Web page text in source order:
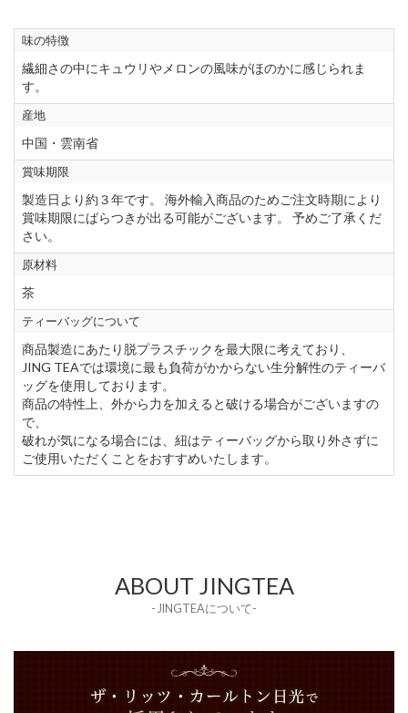
味の特徴
繊細さの中にキュウリやメロンの風味がほのかに感じられま
す。
産地
中国・雲南省
賞味期限
製造日より約３年です。 海外輸入商品のためご注文時期により
賞味期限にばらつきが出る可能がございます。 予めご了承くだ
さい。
原材料
茶
ティーバッグについて
商品製造にあたり脱プラスチックを最大限に考えており、
JING TEAでは環境に最も負荷がかからない生分解性のティーバ
ッグを使用しております。
商品の特性上、外から力を加えると破ける場合がございますの
で、
破れが気になる場合には、紐はティーバッグから取り外さずに
ご使用いただくことをおすすめいたします。
ABOUT JINGTEA
- JINGTEAについて-